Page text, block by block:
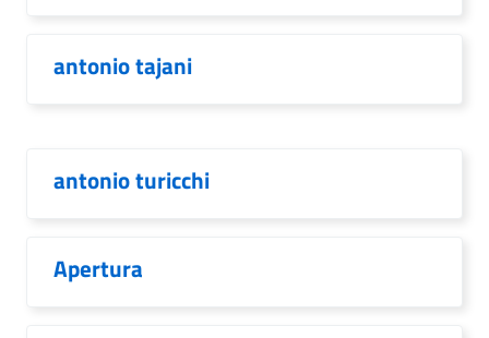
antonio tajani
antonio turicchi
Apertura